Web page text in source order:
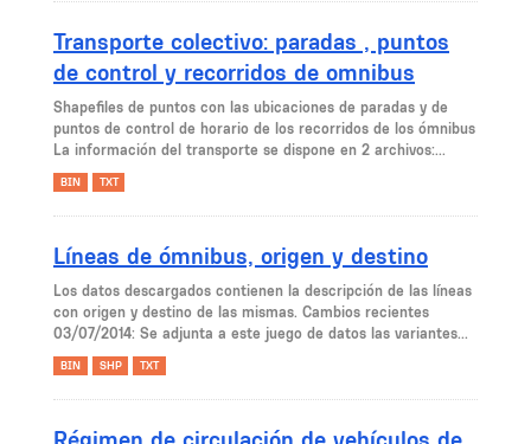
Transporte colectivo: paradas , puntos
de control y recorridos de omnibus
Shapefiles de puntos con las ubicaciones de paradas y de
puntos de control de horario de los recorridos de los ómnibus
La información del transporte se dispone en 2 archivos:...
BIN TXT
Líneas de ómnibus, origen y destino
Los datos descargados contienen la descripción de las líneas
con origen y destino de las mismas. Cambios recientes
03/07/2014: Se adjunta a este juego de datos las variantes...
BIN SHP TXT